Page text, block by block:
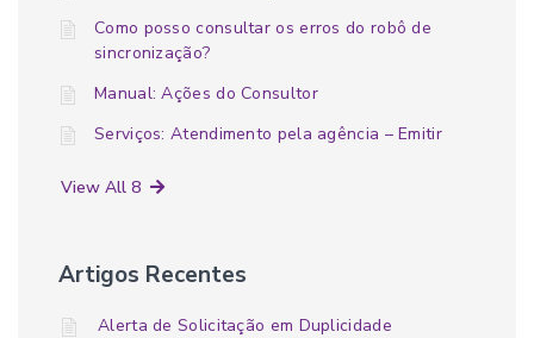
Como posso consultar os erros do robô de
sincronização?
Manual: Ações do Consultor
Serviços: Atendimento pela agência – Emitir
View All 8
Artigos Recentes
Alerta de Solicitação em Duplicidade